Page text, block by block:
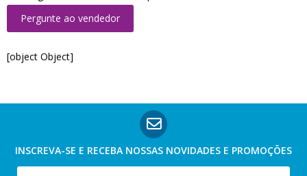
Pergunte ao vendedor
[object Object]
INSCREVA-SE E RECEBA NOSSAS NOVIDADES E PROMOÇÕES